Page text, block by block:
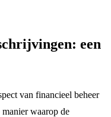
een
van financieel beheer
waarop de